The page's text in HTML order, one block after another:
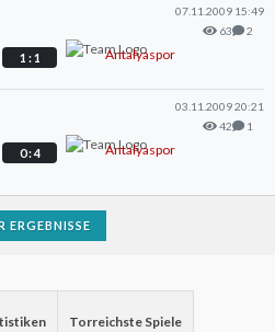
07.11.2009 15:49
63
2
1 : 1 Antalyaspor
03.11.2009 20:21
42
1
0 : 4 Antalyaspor
ERGEBNISSE
Torreichste Spiele